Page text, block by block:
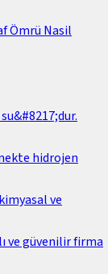
Ömrü Nasil
hidrojen
ve
ve güvenilir firma